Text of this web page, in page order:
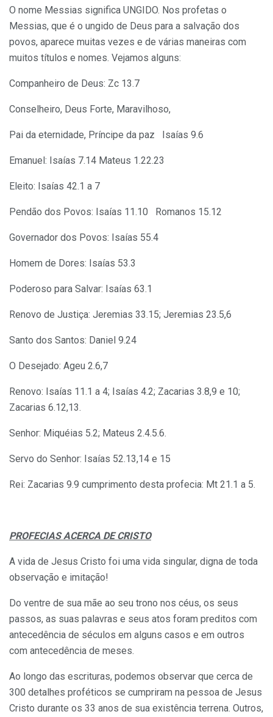
O nome Messias significa UNGIDO. Nos profetas o
Messias, que é o ungido de Deus para a salvação dos
povos, aparece muitas vezes e de várias maneiras com
muitos títulos e nomes. Vejamos alguns:
Companheiro de Deus: Zc 13.7
Conselheiro, Deus Forte, Maravilhoso,
Pai da eternidade, Príncipe da paz Isaías 9.6
Emanuel: Isaías 7.14 Mateus 1.22.23
Eleito: Isaías 42.1 a 7
Pendão dos Povos: Isaías 11.10 Romanos 15.12
Governador dos Povos: Isaías 55.4
Homem de Dores: Isaías 53.3
Poderoso para Salvar: Isaías 63.1
Renovo de Justiça: Jeremias 33.15; Jeremias 23.5,6
Santo dos Santos: Daniel 9.24
O Desejado: Ageu 2.6,7
Renovo: Isaías 11.1 a 4; Isaías 4.2; Zacarias 3.8,9 e 10;
Zacarias 6.12,13.
Senhor: Miquéias 5.2; Mateus 2.4.5.6.
Servo do Senhor: Isaías 52.13,14 e 15
Rei: Zacarias 9.9 cumprimento desta profecia: Mt 21.1 a 5.
PROFECIAS ACERCA DE CRISTO
A vida de Jesus Cristo foi uma vida singular, digna de toda
observação e imitação!
Do ventre de sua mãe ao seu trono nos céus, os seus
passos, as suas palavras e seus atos foram preditos com
antecedência de séculos em alguns casos e em outros
com antecedência de meses.
Ao longo das escrituras, podemos observar que cerca de
300 detalhes proféticos se cumpriram na pessoa de Jesus
Cristo durante os 33 anos de sua existência terrena. Outros,